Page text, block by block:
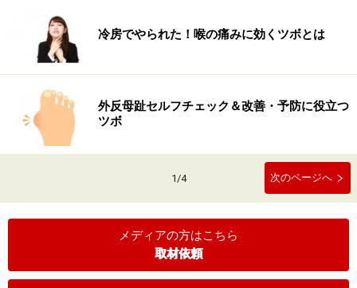
冷房でやられた！喉の痛みに効くツボとは
外反母趾セルフチェック＆改善・予防に役立つ
ツボ
1/4 次のページへ
メディアの方はこちら
取材依頼